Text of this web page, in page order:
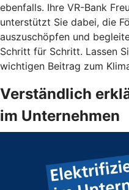
ebenfalls. Ihre VR-Bank
unterstützt Sie dabei, die
auszuschöpfen und
Schritt für Schritt. Lassen
wichtigen Beitrag zum
Verständlich
im Unternehmen